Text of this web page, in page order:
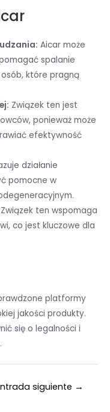
Aicar może
spalanie
osób, które pragną
Związek ten jest
ponieważ może
efektywność
działanie
pomocne w
Związek ten wspomaga
co jest kluczowe dla
platformy
jakości produkty.
się o legalności i
siguiente →